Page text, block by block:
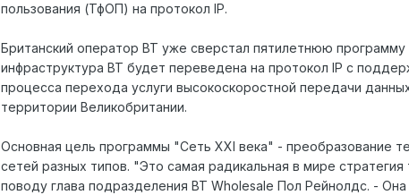
пользования (ТфОП) на протокол IP.
Британский оператор BT уже сверстал пятилетнюю программу
инфраструктура BT будет переведена на протокол IP с
процесса перехода услуги высокоскоростной передачи
территории Великобритании.
Основная цель программы "Сеть XXI века" - преобразование
сетей разных типов. "Это самая радикальная в мире
поводу глава подразделения BT Wholesale Пол Рейнолдс. -